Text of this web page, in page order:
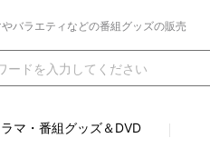
バラエティなどの番組グッズの販売
ラマ・番組グッズ＆DVD